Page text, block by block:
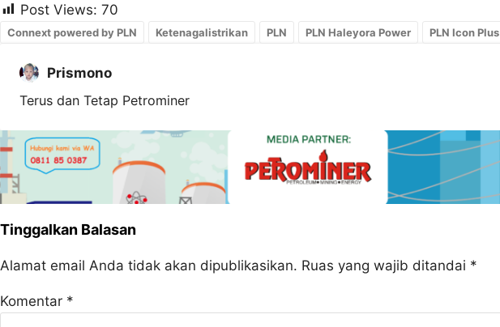
Post Views: 70
Connext powered by PLN Ketenagalistrikan PLN PLN Haleyora Power PLN Icon Plus
Prismono
Terus dan Tetap Petrominer
Tinggalkan Balasan
Alamat email Anda tidak akan dipublikasikan. Ruas yang wajib ditandai *
Komentar *